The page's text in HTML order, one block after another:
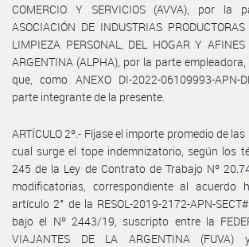
COMERCIO Y SERVICIOS (AVVA), por
ASOCIACIÓN DE INDUSTRIAS
LIMPIEZA PERSONAL, DEL HOGAR Y
ARGENTINA (ALPHA), por la parte
que, como ANEXO DI-2022-06109993-APN-
parte integrante de la presente.
ARTÍCULO 2º.- Fíjase el importe promedio de
cual surge el tope indemnizatorio, según los
245 de la Ley de Contrato de Trabajo Nº
modificatorias, correspondiente al acuerdo
artículo 2° de la RESOL-2019-2172-APN-
bajo el Nº 2443/19, suscripto entre la
VIAJANTES DE LA ARGENTINA (FUVA)